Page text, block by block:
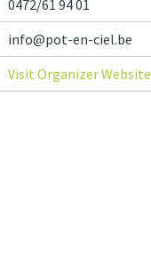
0472/61 94 01
info@pot-en-ciel.be
Visit Organizer Website